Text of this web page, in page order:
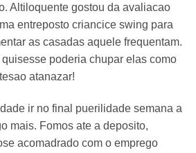
Altiloquente gostou da avaliacao
entreposto criancice swing para
as casadas aquele frequentam.
poderia chupar elas como
atanazar!
ir no final puerilidade semana a
mais. Fomos ate a deposito,
acomadrado com o emprego